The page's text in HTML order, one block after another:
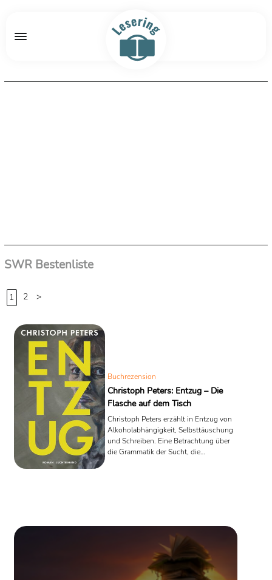
SWR Bestenliste
1 2 >
Buchrezension
Christoph Peters: Entzug – Die
Flasche auf dem Tisch
Christoph Peters erzählt in Entzug von
Alkoholabhängigkeit, Selbsttäuschung
und Schreiben. Eine Betrachtung über
die Grammatik der Sucht, die